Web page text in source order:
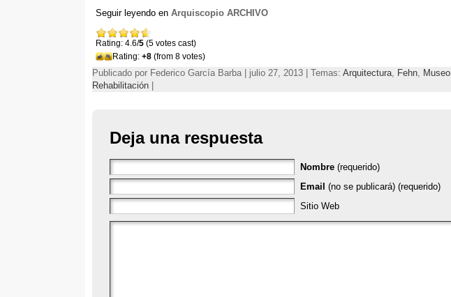
Seguir leyendo en Arquiscopio ARCHIVO
Rating: 4.6/5 (5 votes cast)
Rating: +8 (from 8 votes)
Publicado por Federico García Barba | julio 27, 2013 | Temas: Arquitectura Fehn Museo
Rehabilitación
Deja una respuesta
Nombre (requerido)
Email (no se publicará) (requerido)
Sitio Web